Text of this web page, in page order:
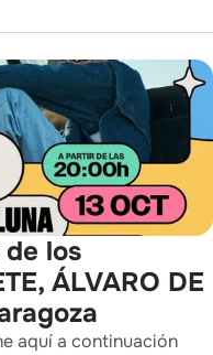
de los
ÁLVARO DE
aquí a continuación